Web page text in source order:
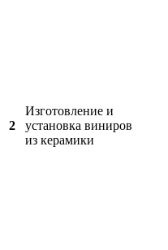
2
Изготовление и
установка виниров
из керамики